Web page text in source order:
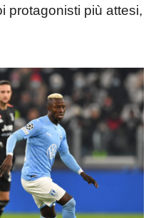
protagonisti più attesi,